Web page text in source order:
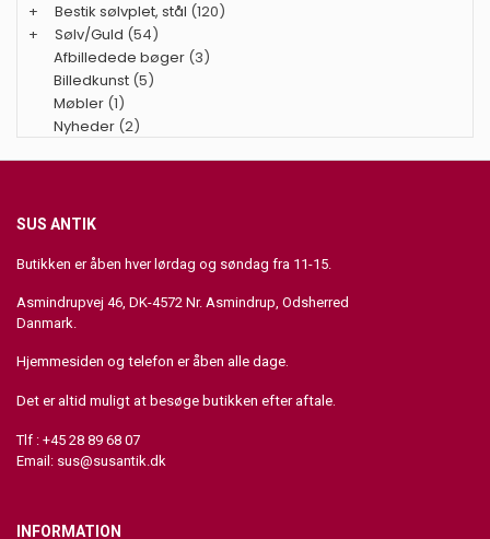
+
Bestik sølvplet, stål (120)
+
Sølv/Guld (54)
Afbilledede bøger (3)
Billedkunst (5)
Møbler (1)
Nyheder (2)
SUS ANTIK
Butikken er åben hver lørdag og søndag fra 11-15.
Asmindrupvej 46, DK-4572 Nr. Asmindrup, Odsherred
Danmark.
Hjemmesiden og telefon er åben alle dage.
Det er altid muligt at besøge butikken efter aftale.
Tlf : +45 28 89 68 07
Email: sus@susantik.dk
INFORMATION